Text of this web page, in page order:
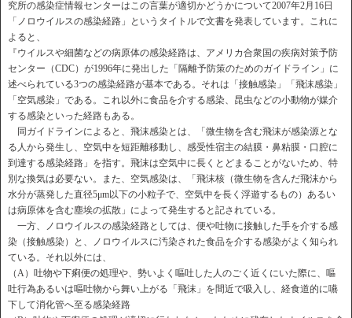
究所の感染症情報センターはこの言葉が適切かどうかについて2007年2月16日
「ノロウイルスの感染経路」というタイトルで文書を発表しています。これに
よると、
『ウイルスや細菌などの病原体の感染経路は、アメリカ合衆国の疾病対策予防
センター（CDC）が1996年に発出した「隔離予防策のためのガイドライン」に
述べられている3つの感染経路が基本である。それは「接触感染」「飛沫感染」
「空気感染」である。これ以外に食品を介する感染、昆虫などの小動物が媒介
する感染といった経路もある。
同ガイドラインによると、飛沫感染とは、「微生物を含む飛沫が感染源とな
る人から発生し、空気中を短距離移動し、感受性宿主の結膜・鼻粘膜・口腔に
到達する感染経路」を指す。飛沫は空気中に長くとどまることがないため、特
別な換気は必要ない。また、空気感染は、「飛沫核（微生物を含んだ飛沫から
水分が蒸発した直径5μm以下の小粒子で、空気中を長く浮遊するもの）あるい
は病原体を含む塵埃の拡散」によって発生すると記されている。
一方、ノロウイルスの感染経路としては、便や吐物に接触した手を介する感
染（接触感染）と、ノロウイルスに汚染された食品を介する感染がよく知られ
ている。それ以外には、
（A）吐物や下痢便の処理や、勢いよく嘔吐した人のごく近くにいた際に、嘔
吐行為あるいは嘔吐物から舞い上がる「飛沫」を間近で吸入し、経食道的に嚥
下して消化管へ至る感染経路